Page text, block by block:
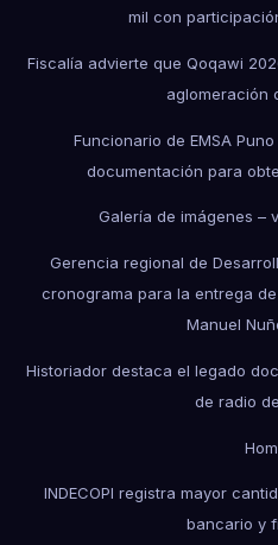
mil con
Fiscalía advierte que Qoqawi
aglomeración
Funcionario de EMSA
documentación para
Galería de imágenes –
Gerencia regional de
cronograma para la entrega
Manuel
Historiador destaca el legado
de radio
INDECOPI registra mayor
bancario y